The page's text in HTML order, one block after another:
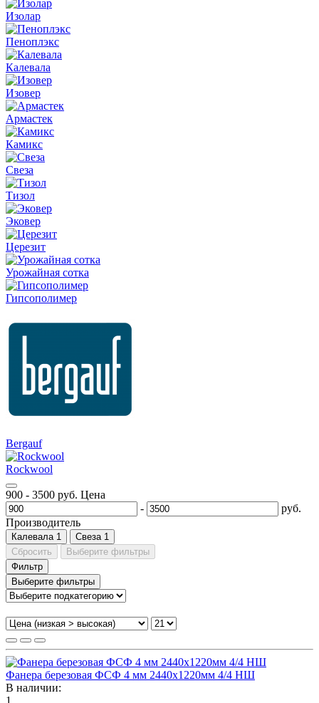
Изолар
Пеноплэкс
Калевала
Изовер
Армастек
Камикс
Свеза
Тизол
Эковер
Церезит
Урожайная сотка
Гипсополимер
Bergauf
Rockwool
900 - 3500 руб. Цена
-
руб.
Производитель
Калевала 1 Свеза 1
Сбросить
Выберите фильтры
Фильтр
Выберите фильтры
Фанера березовая ФСФ 4 мм 2440х1220мм 4/4 НШ
В наличии:
1